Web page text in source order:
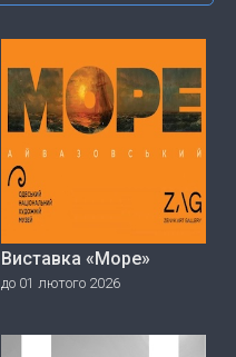
Виставка «Море»
до 01 лютого 2026